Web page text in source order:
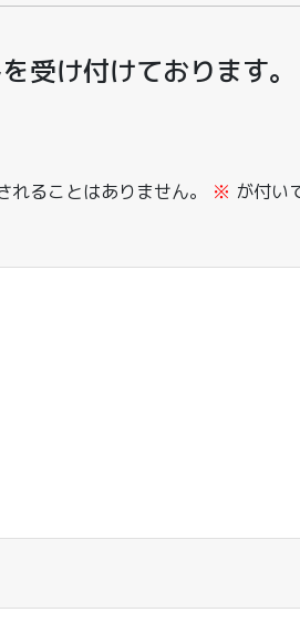
受け付けております。
ることはありません。 ※ が付い